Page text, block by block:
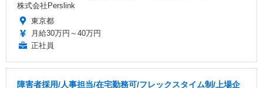
株式会社Perslink
東京都
月給30万円～40万円
正社員
障害者採用/人事担当/在宅勤務可/フレックスタイム制/上場企